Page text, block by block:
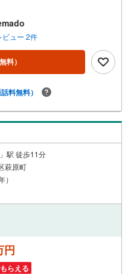
買うか」で、不動産購入の満
物件探し以上に「パートナー
知り尽くした私たちが、物件
までトータルサポートします
主様への価格交渉も弊社の得
ン費用（エアコン、網戸、太
安く買えるのでは？そんな悩
【効率的に一気見！内覧ツア
件を全て当社でご内覧いただ
日で内覧可能 窓口を一つに絞
りません。全国700店舗以上展
豊富な物件数・情報量で理想
ビュー 2件
料）
話料無料）
駅 徒歩11分
萩原町
円
らえる